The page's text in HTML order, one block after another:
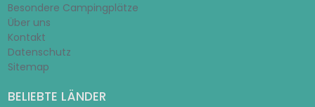
Besondere Campingplätze
Über uns
Kontakt
Datenschutz
Sitemap
BELIEBTE LÄNDER